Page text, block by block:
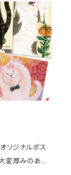
リジナルポス
変厚みのある